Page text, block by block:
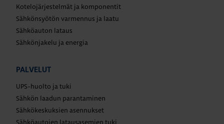
Kotelojärjestelmät ja komponentit
Sähkönsyötön varmennus ja laatu
Sähköauton lataus
Sähkönjakelu ja energia
PALVELUT
UPS-huolto ja tuki
Sähkön laadun parantaminen
Sähkökeskuksien asennukset
Sähköautojen latausasemien tuki